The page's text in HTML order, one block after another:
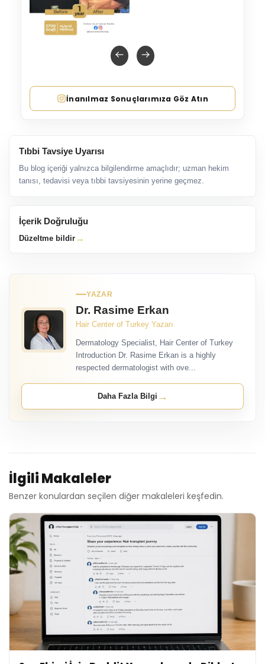
İnanılmaz Sonuçlarımıza Göz Atın
Tıbbi Tavsiye Uyarısı
Bu blog içeriği yalnızca bilgilendirme amaçlıdır; uzman hekim
tanısı, tedavisi veya tıbbi tavsiyesinin yerine geçmez.
İçerik Doğruluğu
Düzeltme bildir →
YAZAR
Dr. Rasime Erkan
Hair Center of Turkey Yazarı
Dermatology Specialist, Hair Center of Turkey
Introduction Dr. Rasime Erkan is a highly
respected dermatologist with ove...
Daha Fazla Bilgi →
İlgili Makaleler
Benzer konulardan seçilen diğer makaleleri keşfedin.